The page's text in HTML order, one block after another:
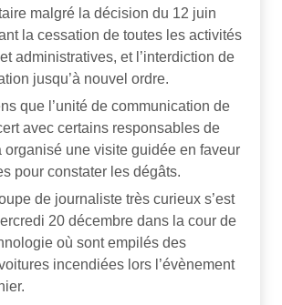
malgré la décision du 12 juin
la cessation de toutes les activités
administratives, et l’interdiction de
jusqu’à nouvel ordre.
que l’unité de communication de
avec certains responsables de
organisé une visite guidée en faveur
pour constater les dégâts.
de journaliste très curieux s’est
20 décembre dans la cour de
où sont empilés des
incendiées lors l’évènement